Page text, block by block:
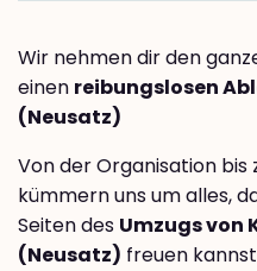
Wir nehmen dir den
einen reibungslosen
(Neusatz)
Von der Organisation
kümmern uns um alles,
Seiten des Umzugs von
(Neusatz) freuen